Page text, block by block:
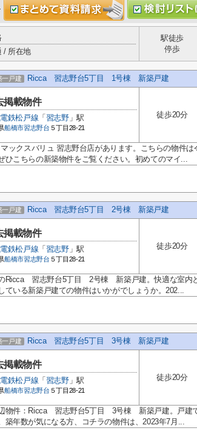
/ 所在地
駅徒歩
停歩
一戸建 Ricca 習志野台5丁目 1号棟 新築戸建
掲載物件
鉄松戸線 「 習志野」駅
船橋市習志野台 ５丁目28-21
徒歩20分
ックスバリュ 習志野台店があります。こちらの物件
ひこちらの新築物件をご覧ください。初めてのマイ...
一戸建 Ricca 習志野台5丁目 2号棟 新築戸建
掲載物件
鉄松戸線 「 習志野」駅
船橋市習志野台 ５丁目28-21
徒歩20分
Ricca 習志野台5丁目 2号棟 新築戸建。快適な室内
ている新築戸建ての物件はいかがでしょうか。202...
一戸建 Ricca 習志野台5丁目 3号棟 新築戸建
掲載物件
鉄松戸線 「 習志野」駅
船橋市習志野台 ５丁目28-21
徒歩20分
物件：Ricca 習志野台5丁目 3号棟 新築戸建。戸建
築年数が気になる方、コチラの物件は、2023年7月...